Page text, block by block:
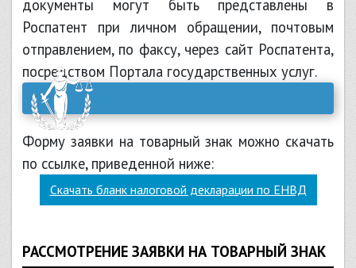
документы могут быть представлены в
Роспатент при личном обращении, почтовым
отправлением, по факсу, через сайт Роспатента,
посредством Портала государственных услуг.
Форму заявки на товарный знак можно скачать
по ссылке, приведенной ниже:
Скачать бланк налоговой декларации по ЕНВД
РАССМОТРЕНИЕ ЗАЯВКИ НА ТОВАРНЫЙ ЗНАК